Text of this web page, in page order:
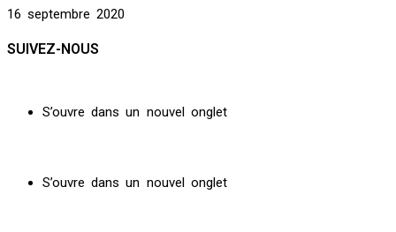
16 septembre 2020
SUIVEZ-NOUS
S’ouvre dans un nouvel onglet
S’ouvre dans un nouvel onglet